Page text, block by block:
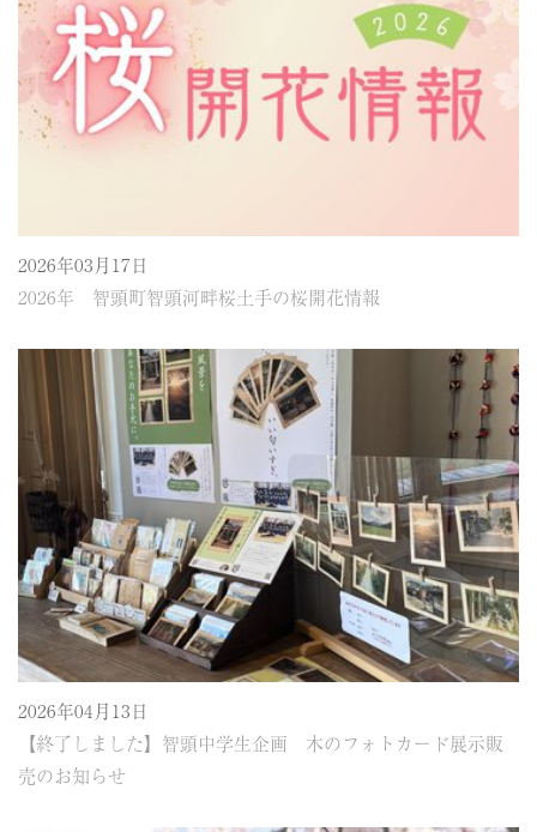
2026年03月17日
2026年 智頭町智頭河畔桜土手の桜開花情報
2026年04月13日
【終了しました】智頭中学生企画 木のフォトカード展示販
売のお知らせ